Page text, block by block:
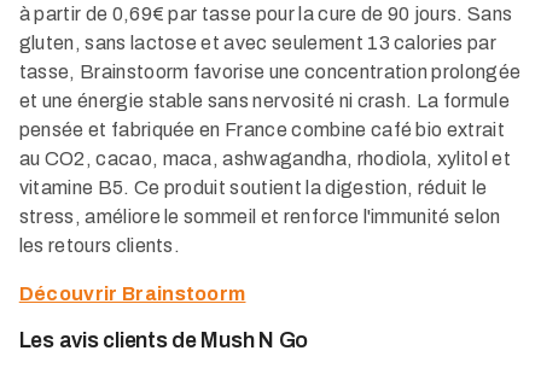
à partir de 0,69€ par tasse pour la cure de 90 jours. Sans
gluten, sans lactose et avec seulement 13 calories par
tasse, Brainstoorm favorise une concentration prolongée
et une énergie stable sans nervosité ni crash. La formule
pensée et fabriquée en France combine café bio extrait
au CO2, cacao, maca, ashwagandha, rhodiola, xylitol et
vitamine B5. Ce produit soutient la digestion, réduit le
stress, améliore le sommeil et renforce l'immunité selon
les retours clients.
Découvrir Brainstoorm
Les avis clients de Mush N Go